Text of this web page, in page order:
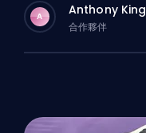
A Anthony King
合作夥伴